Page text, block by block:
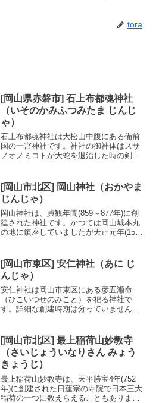
tora
[岡山県赤磐市] 石上布都魂神社
（いそのかみふつみたま じんじ
ゃ）
石上布都魂神社は大松山中腹にある備前
国の一宮神社です。神社の御神体はスサ
ノオノミコトが大蛇を退治した時の剣
パワースポットとして知られる自動販売
機でお守りを授かれる基...
[岡山市北区] 岡山神社（おかやま
じんじゃ）
岡山神社は、貞観年間(859～877年)に創
建された神社です。かつては岡山城本丸
の地に鎮座していましたが天正元年(1573
池田家により城内の鎮守として崇敬され
ました。...
[岡山市東区] 安仁神社（あに じ
んじゃ）
安仁神社は岡山市東区にある彦五瀬命
（ひこいつせのみこと）を祀る神社で
す。詳細な創建時期は分っていません
は岡山市北区にある吉備津彦神社です
が、元はこちら安仁神社であり...
[岡山市北区] 最上稲荷山妙教寺
（さいじょういなりさん みょう
きょうじ）
最上稲荷山妙教寺は、天平勝宝4年(752
年)に創建された日蓮宗の寺院で日本三大
稲荷の一つに数えらえることもありま